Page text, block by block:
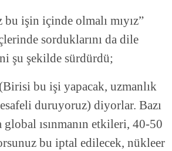
işin içinde olmalı mıyız”
sorduklarını da dile
şu şekilde sürdürdü;
bu işi yapacak, uzmanlık
duruyoruz) diyorlar. Bazı
global ısınmanın etkileri, 40-50
bu iptal edilecek, nükleer